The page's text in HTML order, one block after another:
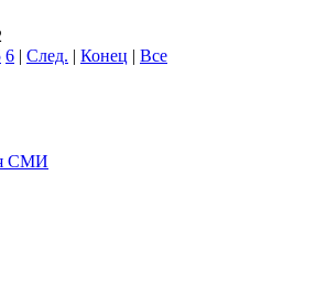
6 | След. | Конец | Все
СМИ